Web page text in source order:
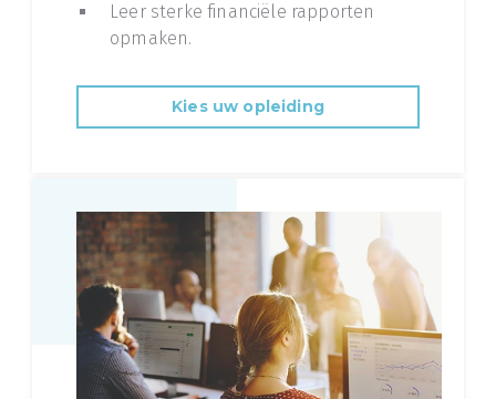
Leer sterke financiële rapporten
opmaken.
Kies uw opleiding